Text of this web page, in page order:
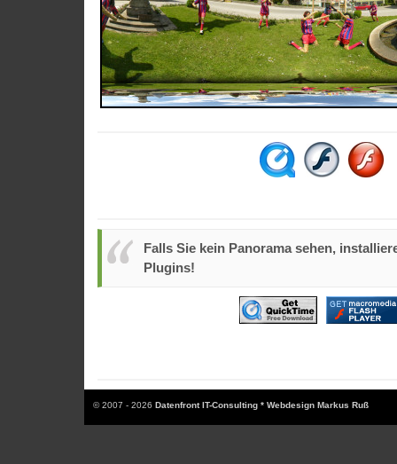
Falls Sie kein Panorama sehen,
Plugins!
© 2007 - 2026 Datenfront IT-Consulting * Webdesign Markus Ruß